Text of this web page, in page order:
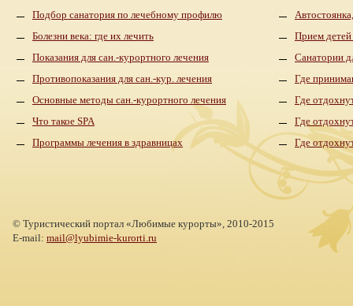
Подбор санатория по лечебному профилю
Болезни века: где их лечить
Показания для сан.-курортного лечения
Противопоказания для сан.-кур. лечения
Основные методы сан.-курортного лечения
Что такое SPA
Программы лечения в здравницах
Прием детей
Санатории
Где
Где
Где
Где
© Туристический портал «Любимые курорты», 2010-2015
E-mail: mail@lyubimie-kurorti.ru